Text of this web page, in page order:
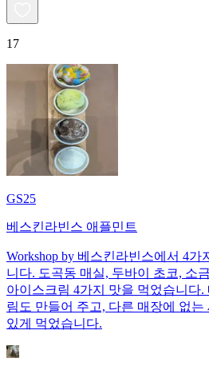
17
GS25
베스킨라빈스 애플민트
Workshop by 베스킨라빈스에서 4
니다. 도곡동 매실, 두바이 초코, 소
아이스크림 4가지 맛을 먹었습니다
림도 만들어 주고, 다른 매장에 없
있게 먹었습니다.